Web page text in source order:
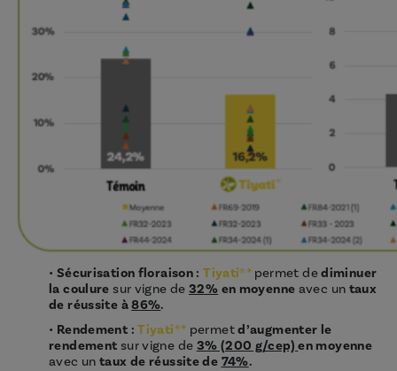
• Sécurisation floraison :Tiyati®* permet dediminuer
la coulure sur vigne de 32% en moyenne avec un taux
de réussite à86%.
• Rendement :Tiyati®* permetd’augmenter le
rendement sur vigne de 3% (200 g/cep)en moyenne
avec un taux de réussite de 74%.